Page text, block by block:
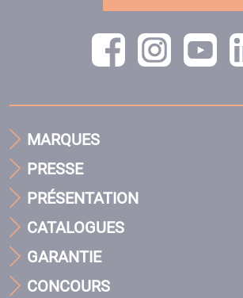
MARQUES
PRESSE
PRÉSENTATION
CATALOGUES
GARANTIE
CONCOURS